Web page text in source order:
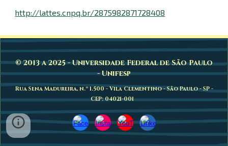
http://lattes.cnpq.br/2875982871728408
© 2013 a 2025 - Universidade Federal de São Paulo
- Unifesp
Rua Sena Madureira, n.º 1.500 - Vila Clementino - São Paulo - SP -
CEP: 04021-001